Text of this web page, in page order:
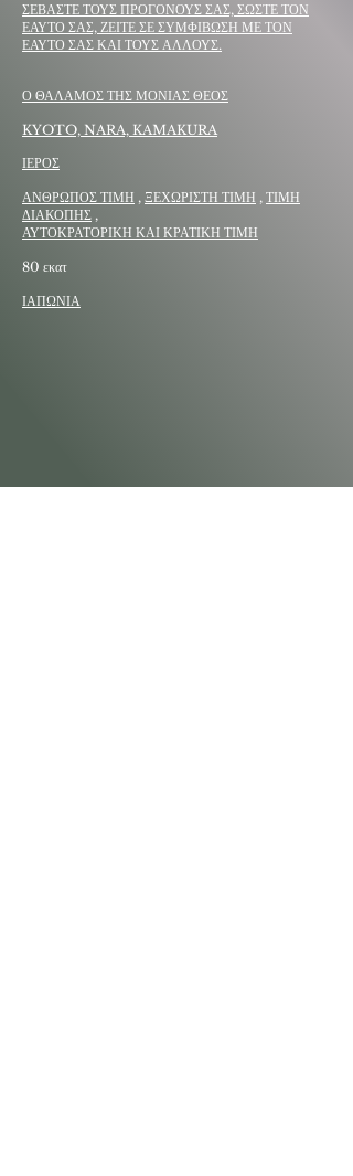
ΣΕΒΑΣΤΕ ΤΟΥΣ ΠΡΟΓΟΝΟΥΣ ΣΑΣ, ΣΩΣΤΕ ΤΟΝ
ΕΑΥΤΟ ΣΑΣ, ΖΕΙΤΕ ΣΕ ΣΥΜΦΙΒΩΣΗ ΜΕ ΤΟΝ
ΕΑΥΤΟ ΣΑΣ ΚΑΙ ΤΟΥΣ ΑΛΛΟΥΣ.
Ο ΘΑΛΑΜΟΣ ΤΗΣ ΜΟΝΙΑΣ ΘΕΟΣ
KYOTO, NARA, KAMAKURA
ΙΕΡΟΣ
ΑΝΘΡΩΠΟΣ ΤΙΜΗ , ΞΕΧΩΡΙΣΤΗ ΤΙΜΗ , ΤΙΜΗ
ΔΙΑΚΟΠΗΣ ,
ΑΥΤΟΚΡΑΤΟΡΙΚΗ ΚΑΙ ΚΡΑΤΙΚΗ ΤΙΜΗ
80 εκατ
ΙΑΠΩΝΙΑ